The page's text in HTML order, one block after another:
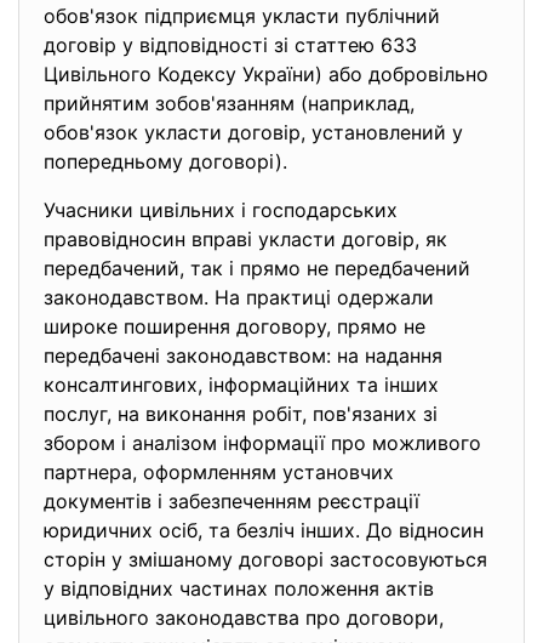
обов'язок підприємця укласти публічний
договір у відповідності зі статтею 633
Цивільного Кодексу України) або добровільно
прийнятим зобов'язанням (наприклад,
обов'язок укласти договір, установлений у
попередньому договорі).
Учасники цивільних і господарських
правовідносин вправі укласти договір, як
передбачений, так і прямо не передбачений
законодавством. На практиці одержали
широке поширення договору, прямо не
передбачені законодавством: на надання
консалтингових, інформаційних та інших
послуг, на виконання робіт, пов'язаних зі
збором і аналізом інформації про можливого
партнера, оформленням установчих
документів і забезпеченням реєстрації
юридичних осіб, та безліч інших. До відносин
сторін у змішаному договорі застосовуються
у відповідних частинах положення актів
цивільного законодавства про договори,